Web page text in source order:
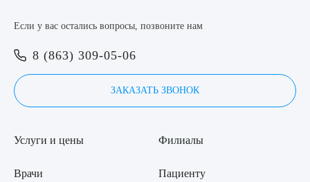
Если у вас остались вопросы, позвоните нам
8 (863) 309-05-06
ЗАКАЗАТЬ ЗВОНОК
Услуги и цены
Врачи
Филиалы
Пациенту